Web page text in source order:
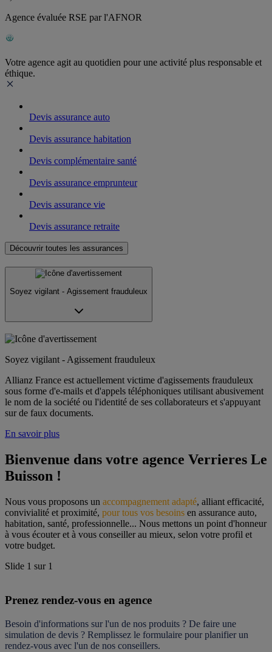
Agence évaluée RSE par l'AFNOR
Votre agence agit au quotidien pour une activité plus responsable et
éthique.
Devis assurance auto
Devis assurance habitation
Devis complémentaire santé
Devis assurance emprunteur
Devis assurance vie
Devis assurance retraite
Découvrir toutes les assurances
Soyez vigilant - Agissement frauduleux
Soyez vigilant - Agissement frauduleux
Allianz France est actuellement victime d'agissements frauduleux
sous forme d'e-mails et d'appels téléphoniques utilisant abusivement
le nom de la société ou l'identité de ses collaborateurs et s'appuyant
sur de faux documents.
En savoir plus
Bienvenue dans votre agence Verrieres Le
Buisson !
Nous vous proposons un accompagnement adapté, alliant efficacité,
convivialité et proximité, pour tous vos besoins en assurance auto,
habitation, santé, professionnelle... Nous mettons un point d'honneur
à vous écouter et à vous conseiller au mieux, selon votre profil et
votre budget.
Slide 1 sur 1
Prenez rendez-vous en agence
Besoin d'informations sur l'un de nos produits ? De faire une
simulation de devis ? Remplissez le formulaire pour planifier un
rendez-vous avec l'un de nos conseillers.